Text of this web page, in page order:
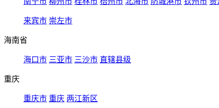
来宾市 崇左市
海南省
海口市 三亚市 三沙市 直辖县级
重庆
重庆市 重庆 两江新区